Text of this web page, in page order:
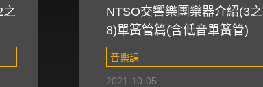
之
NTSO交響樂團樂器介紹(3之
8)單簧管篇(含低音單簧管)
音樂課
2021-10-05